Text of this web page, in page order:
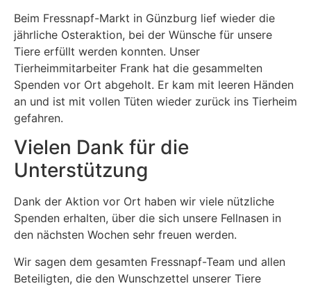
Beim Fressnapf-Markt in Günzburg lief wieder die
jährliche Osteraktion, bei der Wünsche für unsere
Tiere erfüllt werden konnten. Unser
Tierheimmitarbeiter Frank hat die gesammelten
Spenden vor Ort abgeholt. Er kam mit leeren Händen
an und ist mit vollen Tüten wieder zurück ins Tierheim
gefahren.
Vielen Dank für die
Unterstützung
Dank der Aktion vor Ort haben wir viele nützliche
Spenden erhalten, über die sich unsere Fellnasen in
den nächsten Wochen sehr freuen werden.
Wir sagen dem gesamten Fressnapf-Team und allen
Beteiligten, die den Wunschzettel unserer Tiere